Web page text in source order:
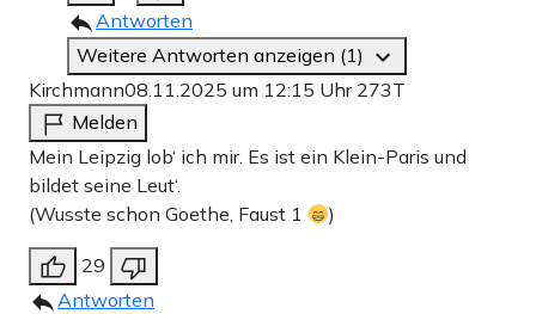
Antworten
Weitere Antworten anzeigen (1)
Kirchmann08.11.2025 um 12:15 Uhr 273T
Melden
Mein Leipzig lob‘ ich mir. Es ist ein Klein-Paris und
bildet seine Leut‘.
(Wusste schon Goethe, Faust 1
)
29
Antworten